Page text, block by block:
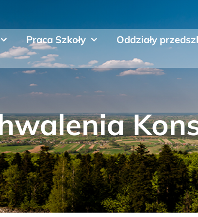
Praca Szkoły Oddziały